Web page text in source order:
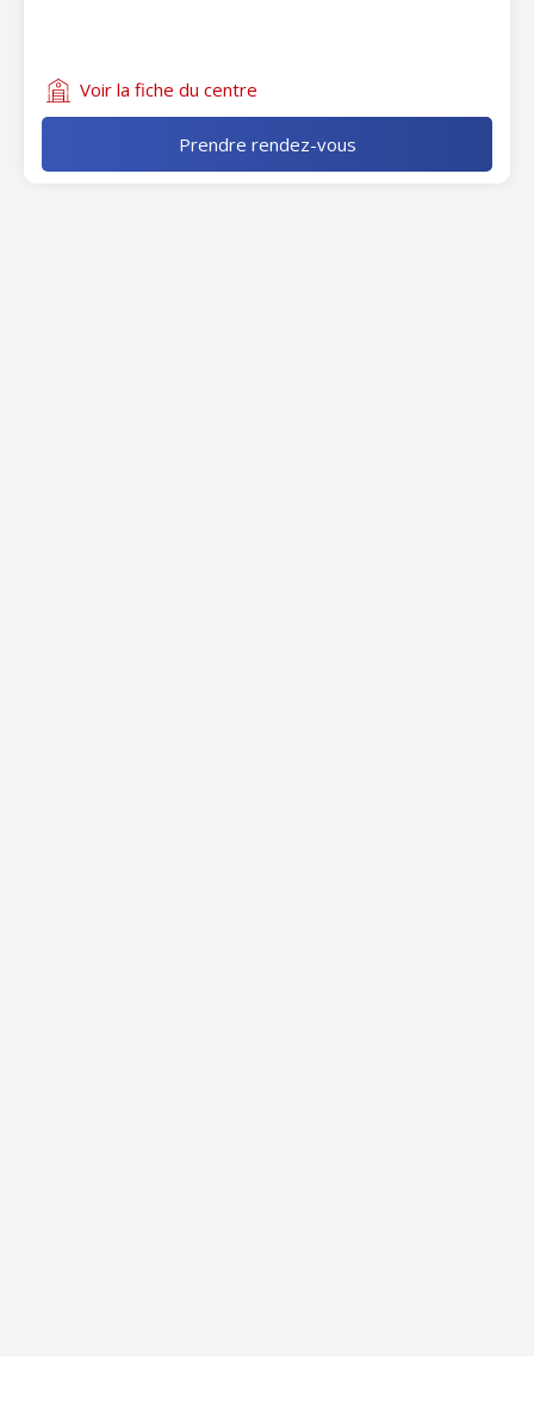
Voir la fiche du centre
Prendre rendez-vous